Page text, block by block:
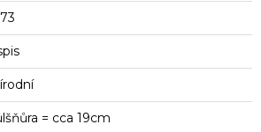
= cca 19cm